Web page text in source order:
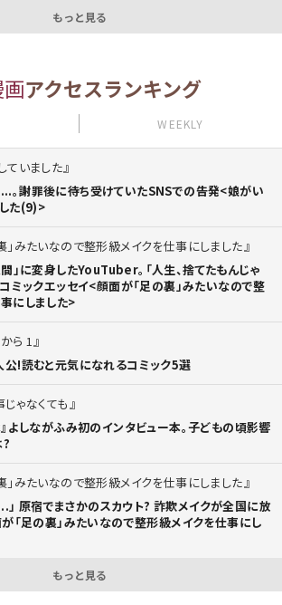
もっと見る
アクセスランキング
WEEKLY
ていました
...。謝罪後に待ち受けていたSNSでの告発<娘がい
た(9)>
」みたいなので整形級メイクを仕事にしました
」に変身したYouTuber。「人生、捨てたもんじゃ
ミックエッセイ<顔面が「足の裏」みたいなので整
にしました>
ら 1
!読むと元気になれるコミック5選
ゃなくても
』よしながふみ初のインタビュー本。子どもの頃影響
」みたいなので整形級メイクを仕事にしました
」 原宿でまさかのスカウト? 詐欺メイクが全国に放
「足の裏」みたいなので整形級メイクを仕事にし
もっと見る